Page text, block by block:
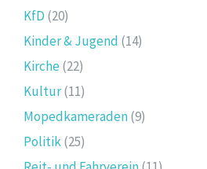
KfD (20)
Kinder & Jugend (14)
Kirche(22)
Kultur(11)
Mopedkameraden(9)
Politik(25)